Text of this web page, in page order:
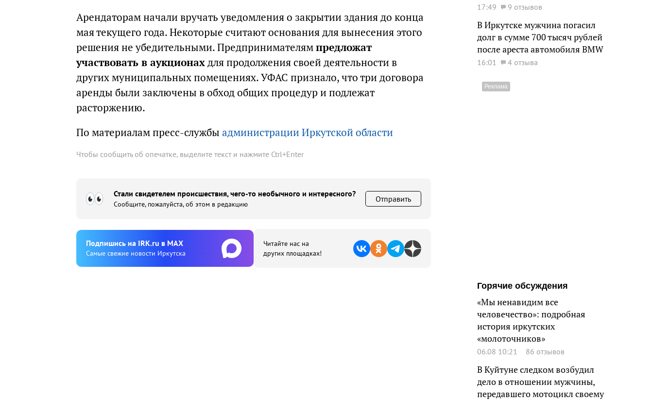
Арендаторам начали вручать уведомления о закрытии здания до конца
мая текущего года. Некоторые считают основания для вынесения этого
решения не убедительными. Предпринимателямпредложат
участвовать в аукционахдля продолжения своей деятельности в
других муниципальных помещениях. УФАС признало, что три договора
аренды были заключены в обход общих процедур и подлежат
расторжению.
По материалам пресс-службы администрации Иркутской области
Чтобы сообщить об опечатке, выделите текст и нажмите Ctrl+Enter
Стали свидетелем происшествия, чего-то необычного и интересного?
Сообщите, пожалуйста, об этом в редакцию
Отправить
Подпишиcь на IRK.ru в MAX
Cамые свежие новости Иркутска
Читайте нас на
других площадках!
17:49 9 отзывов
В Иркутске мужчина погасил
долг в сумме 700 тысяч рублей
после ареста автомобиля BMW
16:01 4 отзыва
Горячие обсуждения
«Мы ненавидим все
человечество»: подробная
история иркутских
«молоточников»
06.08 10:21 86 отзывов
В Куйтуне следком возбудил
дело в отношении мужчины,
передавшего мотоцикл своему